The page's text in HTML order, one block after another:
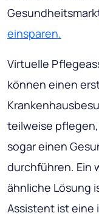
einsparen.
Virtuelle
können einen
teilweise
sogar einen
durchführen. Ein
ähnliche Lösung
Assistent ist eine